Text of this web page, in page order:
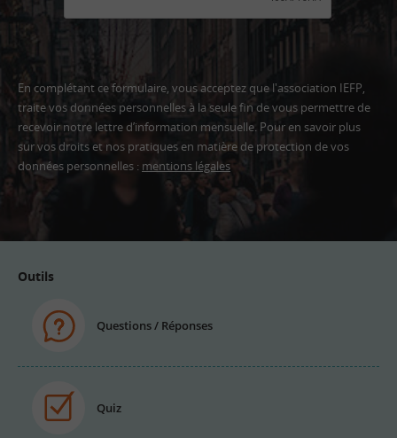
En complétant ce formulaire, vous acceptez que l'association IEFP,
traite vos données personnelles à la seule fin de vous permettre de
recevoir notre lettre d’information mensuelle. Pour en savoir plus
sur vos droits et nos pratiques en matière de protection de vos
données personnelles : mentions légales
Outils
Questions / Réponses
Quiz